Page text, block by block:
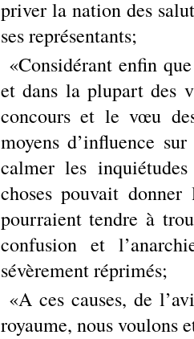
priver la nation des
ses représentants;
«Considérant enfin
et dans la plupart des
concours et le vœu
moyens d’influence
calmer les
choses pouvait
pourraient tendre à
confusion et
sévèrement réprimés;
«A ces causes, de
royaume, nous voulons